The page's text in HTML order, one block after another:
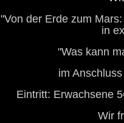
"Von der Erde zum
in
"Was kann
im
Eintritt: Erwachsene
Wir